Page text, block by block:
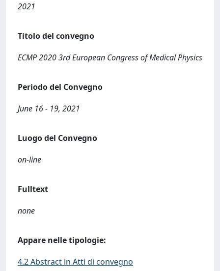
2021
Titolo del convegno
ECMP 2020 3rd European Congress of Medical Physics
Periodo del Convegno
June 16 - 19, 2021
Luogo del Convegno
on-line
Fulltext
none
Appare nelle tipologie:
4.2 Abstract in Atti di convegno